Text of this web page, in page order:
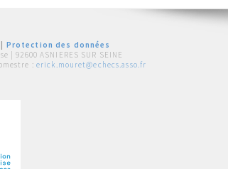
Protection des données
| 92600 ASNIERES SUR SEINE
: erick.mouret@echecs.asso.fr